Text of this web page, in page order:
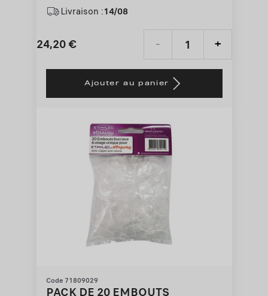
Livraison :14/08
24,20 €
Price
24,20
- +
Quantity
to:
Ajouter au panier
Code 71809029
PACK DE 20 EMBOUTS